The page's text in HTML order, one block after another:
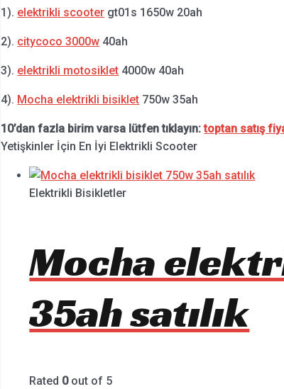
1). elektrikli scooter gt01s 1650w 20ah
2). citycoco 3000w 40ah
3). elektrikli motosiklet 4000w 40ah
4). Mocha elektrikli bisiklet 750w 35ah
10’dan fazla birim varsa lütfen tıklayın:toptan satış
Yetişkinler İçin En İyi Elektrikli Scooter
Elektrikli Bisikletler
Mocha
35ah satılık
Rated 0out of 5